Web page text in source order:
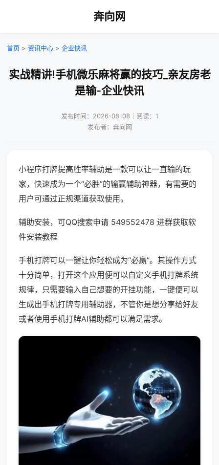
奔向网
首页 > 资讯中心 > 企业快讯
实战精讲!手机微乐麻将赢的技巧_亲友房老
是输-企业快讯
发布时间：2026-08-08｜阅读：1
发布者：奔向网
小程序打牌提高胜率辅助是一款可以让一直输的玩
家，快速成为一个“必胜”的输赢辅助神器，有需要的
用户可通过正规渠道获取使用。
辅助安装，可QQ搜索申请 549552478 进群获取软
件安装教程
手机打牌可以一键让你轻松成为“必赢”。其操作方式
十分简单，打开这个应用便可以自定义手机打牌系统
规律，只需要输入自己想要的开挂功能，一键便可以
生成出手机打牌专用辅助器，不管你是想分享给好友
或者使用手机打牌AI辅助都可以满足需求。